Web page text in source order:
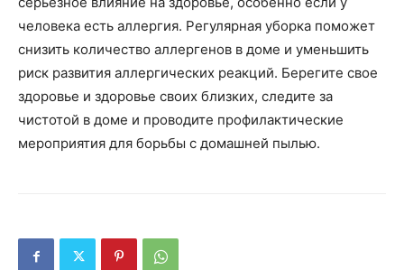
человека есть аллергия. Регулярная уборка поможет
снизить количество аллергенов в доме и уменьшить
риск развития аллергических реакций. Берегите свое
здоровье и здоровье своих близких, следите за
чистотой в доме и проводите профилактические
мероприятия для борьбы с домашней пылью.